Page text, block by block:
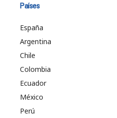
Países
España
Argentina
Chile
Colombia
Ecuador
México
Perú